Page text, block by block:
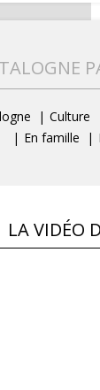
Culture
En famille
LA VIDÉO